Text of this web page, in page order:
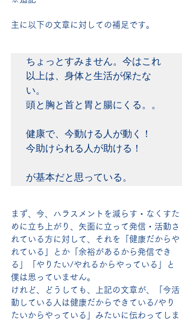
主に以下の文章に対しての補足です。
ちょっとすみません。今はこれ
以上は、身体と生活が保たな
い。
頭と胸と首と胃と腸にくる。。
健康で、今動ける人が動く！
今助けられる人が助ける！
が基本だと思っている。
まず、今、ハラスメントを減らす・なくすた
めに立ち上がり、矢面に立って発信・活動さ
れている方に対して、それを「健康だからや
れている」とか「余裕があるから発信でき
る」「やりたい/やれるからやっている」と
僕は思っていません。
けれど、どうしても、上記の文章が、「今活
動している人は健康だからできている/やり
たいからやっている」みたいに伝わってしま